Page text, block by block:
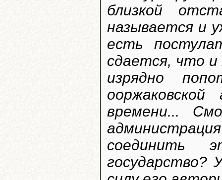
близкой
называется и
есть
сдается, что и
изрядно
времени...
соединить
государство?